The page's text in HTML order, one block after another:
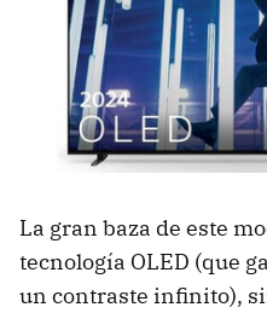
La gran baza de este
tecnología OLED (que
un contraste infinito),